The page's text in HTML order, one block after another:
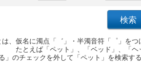
は、仮名に濁点「゛」・半濁音符「゜」を
たとえば「ペット」、「ベッド」、「
る」のチェックを外して「ペット」を検索